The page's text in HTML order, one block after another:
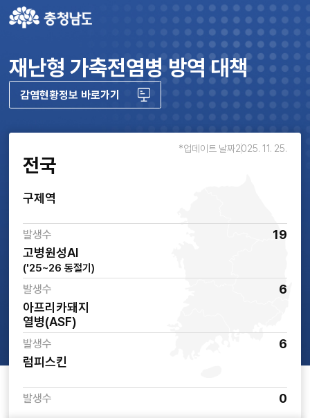
재난형 가축전염병 방역 대책
감염현황정보 바로가기
*업데이트 날짜2025. 11. 25.
전국
구제역
발생수
19
고병원성AI
('25~26 동절기)
발생수
6
아프리카돼지
열병(ASF)
발생수
6
럼피스킨
발생수 0